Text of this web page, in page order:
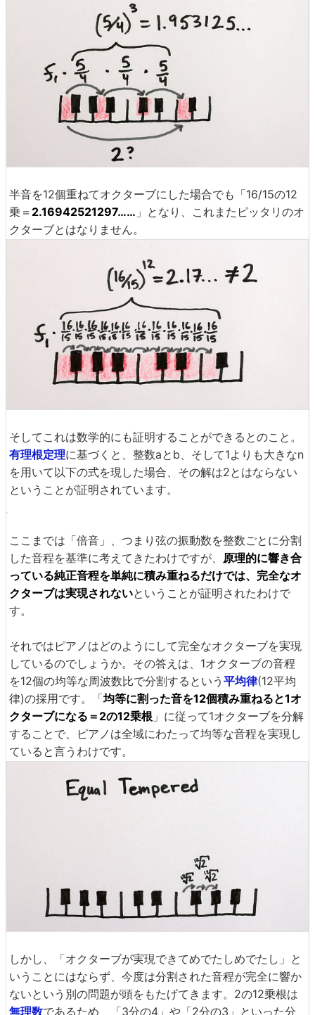
半音を12個重ねてオクターブにした場合でも「16/15の12
乗＝ 2.16942521297…… 」となり、これまたピッタリのオ
クターブとはなりません。
そしてこれは数学的にも証明することができるとのこと。
有理根定理に基づくと、整数aとb、そして1よりも大きなn
を用いて以下の式を現した場合、その解は2とはならない
ということが証明されています。
ここまでは「倍音」、つまり弦の振動数を整数ごとに分割
した音程を基準に考えてきたわけですが、 原理的に響き合
っている純正音程を単純に積み重ねるだけでは、完全なオ
クターブは実現されないということが証明されたわけで
す。
それではピアノはどのようにして完全なオクターブを実現
しているのでしょうか。その答えは、1オクターブの音程
を12個の均等な周波数比で分割するという 平均律(12平均
律)の採用です。「均等に割った音を12個積み重ねると1オ
クターブになる＝2の12乗根 」に従って1オクターブを分解
することで、ピアノは全域にわたって均等な音程を実現し
ていると言うわけです。
しかし、「オクターブが実現できてめでたしめでたし」と
いうことにはならず、今度は分割された音程が完全に響か
ないという別の問題が頭をもたげてきます。2の12乗根は
無理数であるため、「3分の4」や「2分の3」といった分